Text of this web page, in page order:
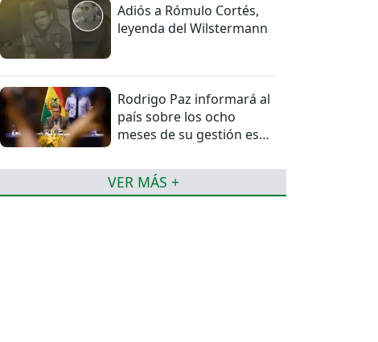
Adiós a Rómulo Cortés,
leyenda del Wilstermann
Rodrigo Paz informará al
país sobre los ocho
meses de su gestión este
VER MÁS +